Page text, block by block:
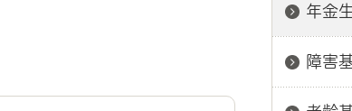
年金
障害